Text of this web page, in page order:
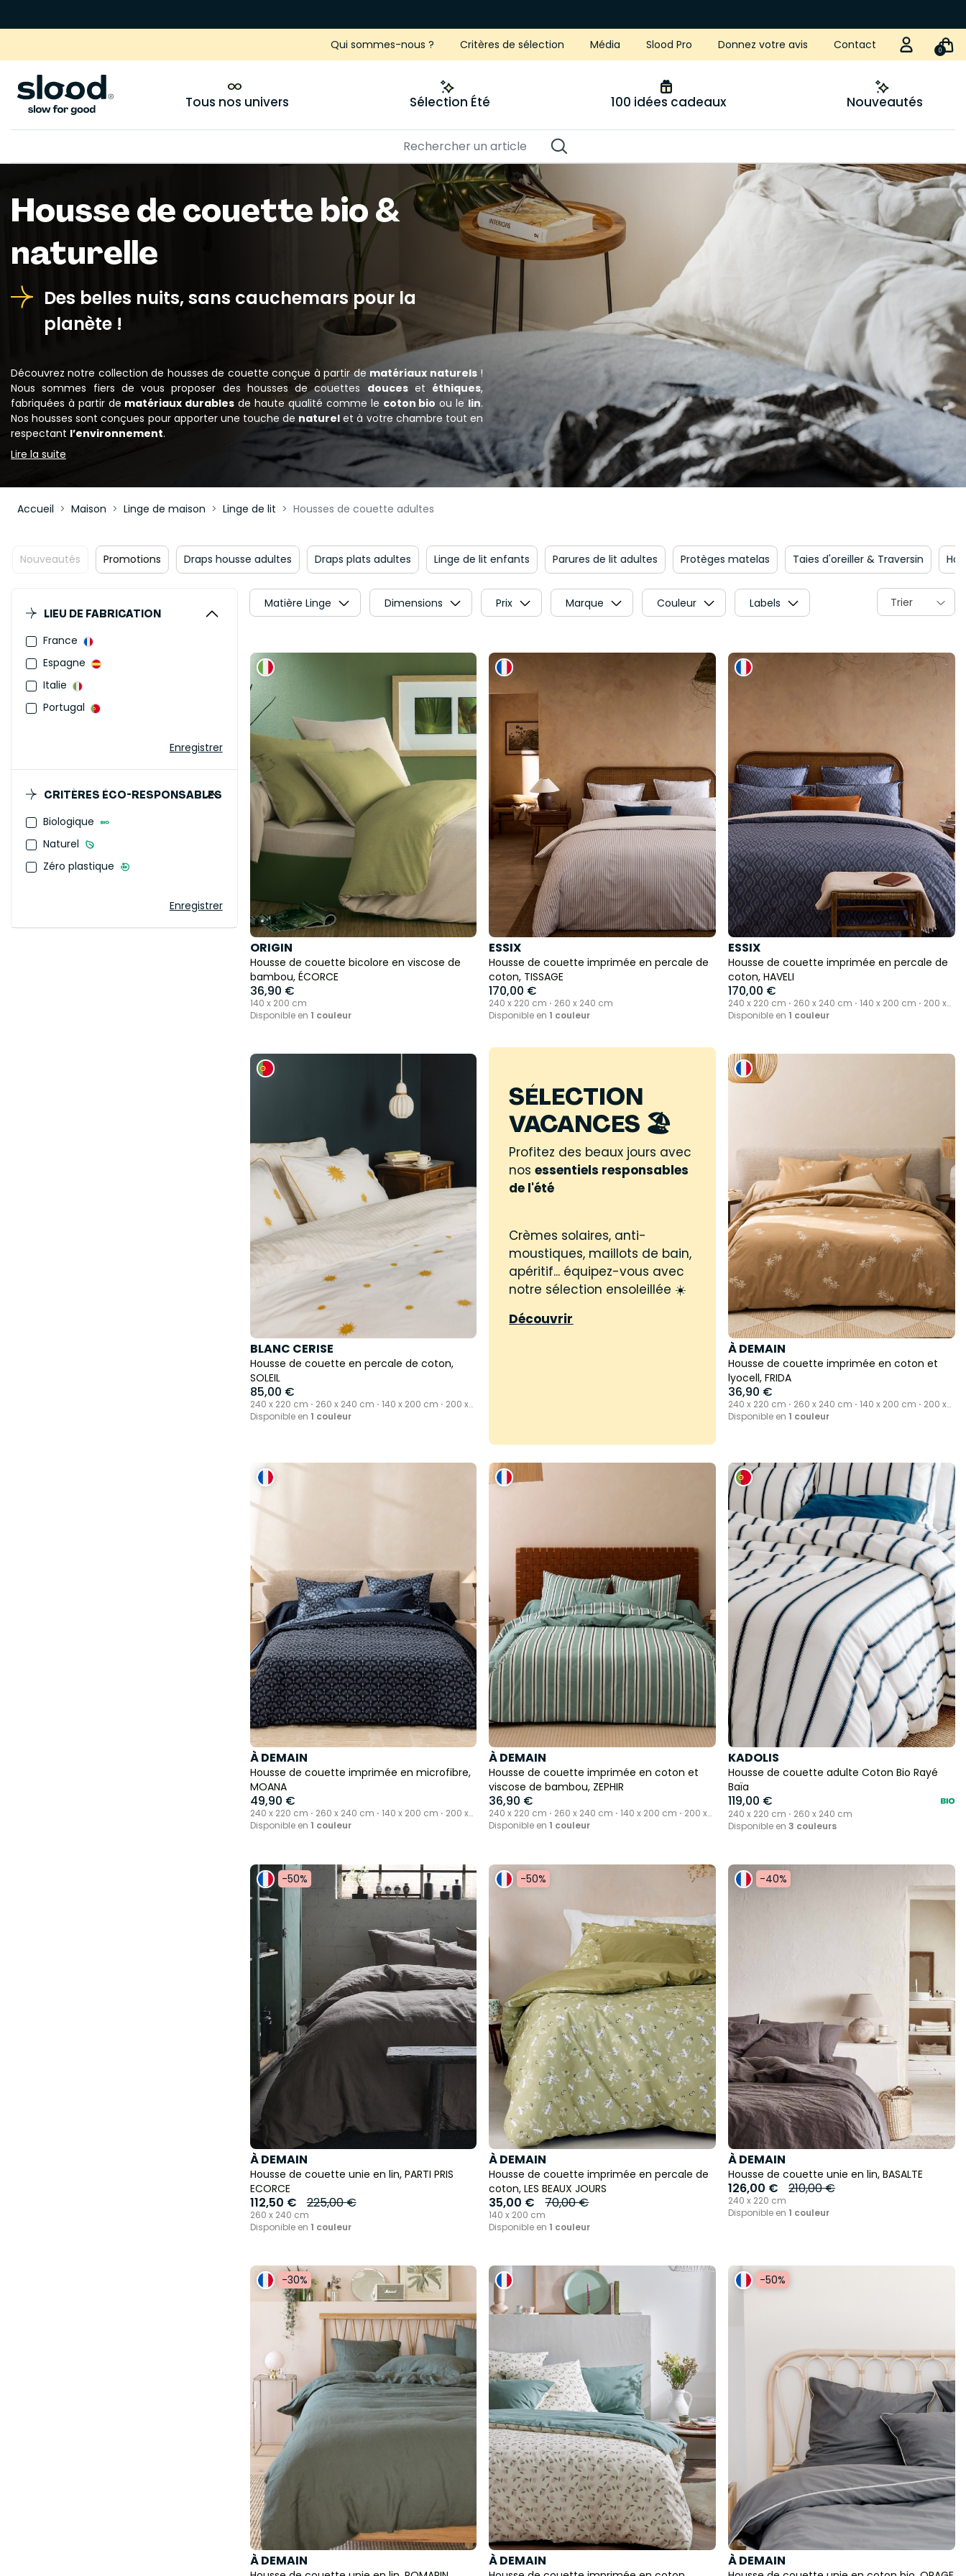
Qui sommes-nous ? Critères de sélection Média Slood Pro Donnez votre avis Contact 0
Tous nos univers Sélection Été 100 idées cadeaux Nouveautés
Housse de couette bio &
naturelle
Des belles nuits, sans cauchemars pour la
planète !
Découvrez notre collection de housses de couette conçue à partir de matériaux naturels!
Nous sommes fiers de vous proposer des housses de couettes douceset éthiques,
fabriquées à partir de matériaux durables de haute qualité comme le coton bio ou le lin.
Nos housses sont conçues pour apporter une touche de naturel et à votre chambre tout en
respectant l’environnement.
Lire la suite
Accueil Maison Linge de maison Linge de lit Housses de couette adultes
Promotions Draps housse adultes Draps plats adultes Linge de lit enfants Parures de lit adultes Protèges matelas Taies d'oreiller & Traversin Housses de coussin
LIEU DE FABRICATION
France
Espagne
Italie
Portugal
Enregistrer
CRITÈRES ÉCO-RESPONSABLES
Biologique
Naturel
Zéro plastique
Enregistrer
Matière Linge Dimensions Prix Marque Couleur Labels Trier
ORIGIN
Housse de couette bicolore en viscose de
bambou, ÉCORCE
36,90 €
140 x 200 cm
Disponible en 1 couleur
ESSIX
Housse de couette imprimée en percale de
coton, TISSAGE
170,00 €
240 x 220 cm ⋅ 260 x 240 cm
Disponible en 1 couleur
ESSIX
Housse de couette imprimée en percale de
coton, HAVELI
170,00 €
240 x 220 cm ⋅ 260 x 240 cm ⋅ 140 x 200 cm ⋅ 200 x
200 cm
Disponible en 1 couleur
BLANC CERISE
Housse de couette en percale de coton,
SOLEIL
85,00 €
240 x 220 cm ⋅ 260 x 240 cm ⋅ 140 x 200 cm ⋅ 200 x
200 cm
Disponible en 1 couleur
SÉLECTION
VACANCES 🏖️
Profitez des beaux jours avec
nosessentiels responsables
de l'été
Crèmes solaires, anti-
moustiques, maillots de bain,
apéritif... équipez-vous avec
notre sélection ensoleillée ☀️
Découvrir
À DEMAIN
Housse de couette imprimée en coton et
lyocell, FRIDA
36,90 €
240 x 220 cm ⋅ 260 x 240 cm ⋅ 140 x 200 cm ⋅ 200 x
200 cm
Disponible en 1 couleur
À DEMAIN
Housse de couette imprimée en microfibre,
MOANA
49,90 €
240 x 220 cm ⋅ 260 x 240 cm ⋅ 140 x 200 cm ⋅ 200 x
200 cm
Disponible en 1 couleur
À DEMAIN
Housse de couette imprimée en coton et
viscose de bambou, ZEPHIR
36,90 €
240 x 220 cm ⋅ 260 x 240 cm ⋅ 140 x 200 cm ⋅ 200 x
200 cm
Disponible en 1 couleur
KADOLIS
Housse de couette adulte Coton Bio Rayé
Baïa
119,00 €
240 x 220 cm ⋅ 260 x 240 cm
Disponible en3 couleurs
-50%
À DEMAIN
Housse de couette unie en lin, PARTI PRIS
ECORCE
112,50 € 225,00 €
260 x 240 cm
Disponible en 1 couleur
-50%
À DEMAIN
Housse de couette imprimée en percale de
coton, LES BEAUX JOURS
35,00 € 70,00 €
140 x 200 cm
Disponible en 1 couleur
-40%
À DEMAIN
Housse de couette unie en lin, BASALTE
126,00 € 210,00 €
240 x 220 cm
Disponible en 1 couleur
-30%
À DEMAIN À DEMAIN
-50%
À DEMAIN